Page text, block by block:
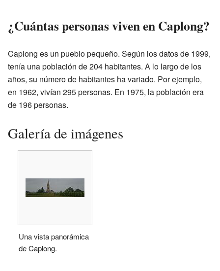
¿Cuántas personas viven en Caplong?
Caplong es un pueblo pequeño. Según los datos de 1999,
tenía una población de 204 habitantes. A lo largo de los
años, su número de habitantes ha variado. Por ejemplo,
en 1962, vivían 295 personas. En 1975, la población era
de 196 personas.
Galería de imágenes
Una vista panorámica
de Caplong.